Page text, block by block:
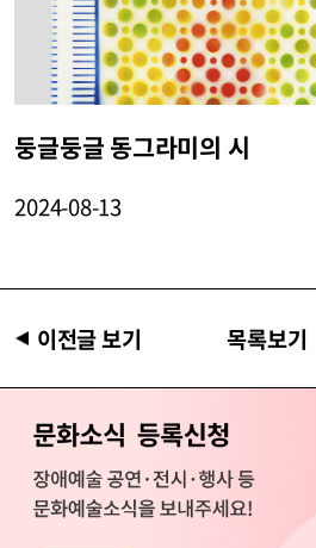
둥글둥글 동그라미의 시
2024-08-13
이전글 보기 목록보기